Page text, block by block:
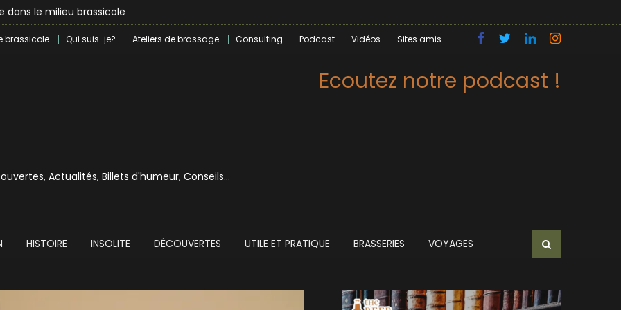
dans le milieu brassicole
pour une bouchée de pain ?
brassicole Qui suis-je? Ateliers de brassage Consulting Podcast Vidéos Sites amis
Actualités, Billets d'humeur, Conseils…
Ecoutez notre podcast !
HISTOIRE INSOLITE DÉCOUVERTES UTILE ET PRATIQUE BRASSERIES VOYAGES